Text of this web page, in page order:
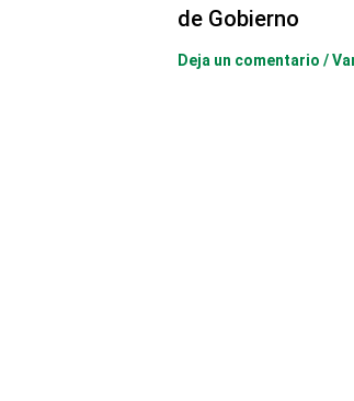
de Gobierno
Deja un comentario /